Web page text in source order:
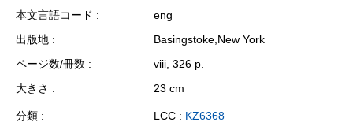
本文言語コード
eng
出版地
Basingstoke,New York
ページ数/冊数
viii, 326 p.
大きさ
23 cm
分類 LCC : KZ6368